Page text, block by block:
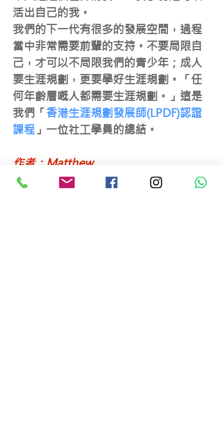
活出自己的我。
我們的下一代有很多的發展空間，過程
當中非常需要前輩的支持。不要局限自
己，才可以不局限我們的青少年；成人
要生涯規劃，更要學好生涯規劃。「任
何年齡層嘅人都需要生涯規劃。」這是
我們「香港生涯規劃發展師(LPDF)認證
課程 」一位社工學員的總結。
作者：Matthew
過去十年從事青年教育工作，香港生涯